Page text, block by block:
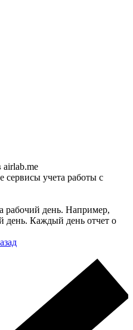
сервисы учета работы с
рабочий день. Например,
день. Каждый день отчет о